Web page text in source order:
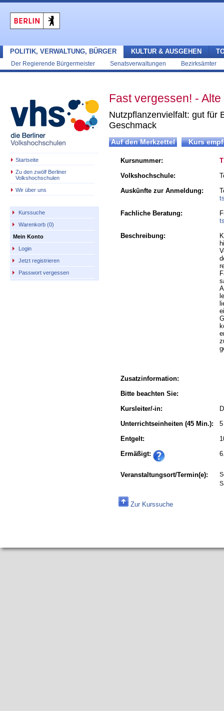
POLITIK, VERWALTUNG, BÜRGER
Der Regierende Bürgermeister Senatsverwaltungen Bezirksämter
KULTUR & AUSGEHEN
Startseite
Zu den zwölf Berliner
Volkshochschulen
Wir über uns
Kurssuche
Warenkorb (0)
Mein Konto
Login
Jetzt registrieren
Passwort vergessen
Fast vergessen! -
Nutzpflanzenvielfalt: gut für
Geschmack
Kursnummer:
Volkshochschule:
Auskünfte zur Anmeldung:
Fachliche Beratung:
Beschreibung:
Zusatzinformation:
Bitte beachten Sie:
Kursleiter/-in:
Unterrichtseinheiten (45 Min.):
Entgelt:
Ermäßigt:
Veranstaltungsort/Termin(e):
Zur Kurssuche